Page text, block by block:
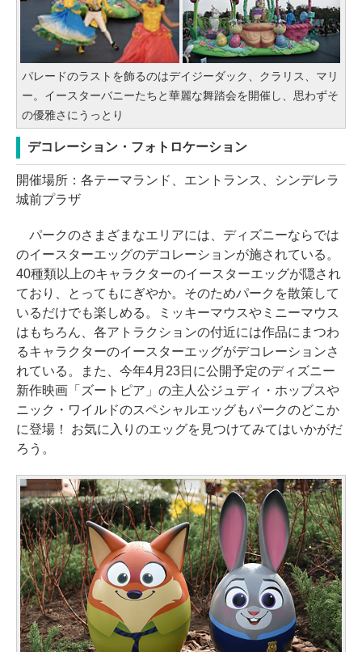
パレードのラストを飾るのはデイジーダック、クラリス、マリ
ー。イースターバニーたちと華麗な舞踏会を開催し、思わずそ
の優雅さにうっとり
デコレーション・フォトロケーション
開催場所：各テーマランド、エントランス、シンデレラ
城前プラザ
パークのさまざまなエリアには、ディズニーならでは
のイースターエッグのデコレーションが施されている。
40種類以上のキャラクターのイースターエッグが隠され
ており、とってもにぎやか。そのためパークを散策して
いるだけでも楽しめる。ミッキーマウスやミニーマウス
はもちろん、各アトラクションの付近には作品にまつわ
るキャラクターのイースターエッグがデコレーションさ
れている。また、今年4月23日に公開予定のディズニー
新作映画「ズートピア」の主人公ジュディ・ホップスや
ニック・ワイルドのスペシャルエッグもパークのどこか
に登場！ お気に入りのエッグを見つけてみてはいかがだ
ろう。